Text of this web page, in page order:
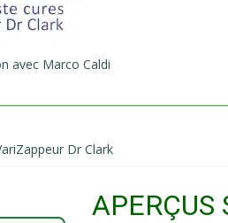
avec Marco Caldi
Dr Clark
APERÇUS